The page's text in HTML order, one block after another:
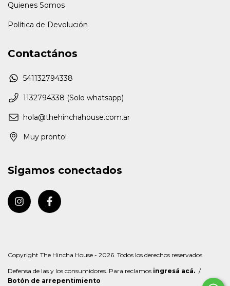
Quienes Somos
Política de Devolución
Contactános
541132794338
1132794338 (Solo whatsapp)
hola@thehinchahouse.com.ar
Muy pronto!
Sigamos conectados
Copyright The Hincha House - 2026. Todos los derechos reservados.
Defensa de las y los consumidores. Para reclamos ingresá acá. /
Botón de arrepentimiento